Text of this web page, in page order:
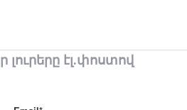
էլ.փոստով